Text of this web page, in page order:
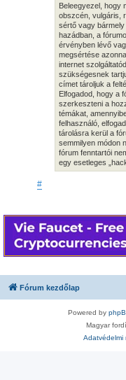
Beleegyezel, hogy
obszcén, vulgáris,
sértő vagy
hazádban, a
érvényben lévő
megsértése
internet
szükségesnek
címet tároljuk a
Elfogadod, hogy a
szerkeszteni a
témákat,
felhasználó,
tárolásra kerül a
semmilyen módon
fórum fenntartói
egy esetleges
#
Fórum kezdőlap
Powered by
Magyar
Adatvédelmi